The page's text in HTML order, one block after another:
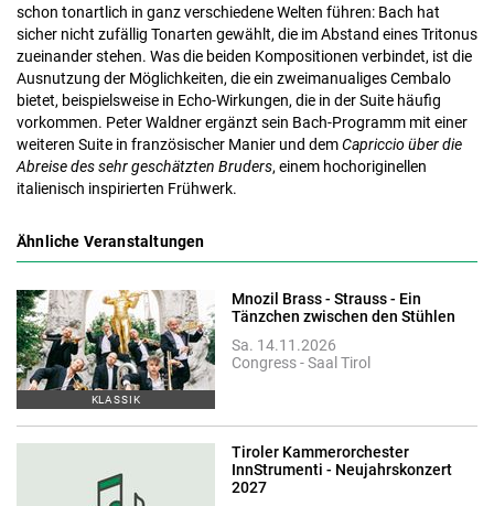
schon tonartlich in ganz verschiedene Welten führen: Bach hat
sicher nicht zufällig Tonarten gewählt, die im Abstand eines Tritonus
zueinander stehen. Was die beiden Kompositionen verbindet, ist die
Ausnutzung der Möglichkeiten, die ein zweimanualiges Cembalo
bietet, beispielsweise in Echo-Wirkungen, die in der Suite häufig
vorkommen. Peter Waldner ergänzt sein Bach-Programm mit einer
weiteren Suite in französischer Manier und demCapriccio über die
Abreise des sehr geschätzten Bruders, einem hochoriginellen
italienisch inspirierten Frühwerk.
Ähnliche Veranstaltungen
KLASSIK
Mnozil Brass - Strauss - Ein
Tänzchen zwischen den Stühlen
Sa. 14.11.2026
Congress - Saal Tirol
Tiroler Kammerorchester
InnStrumenti - Neujahrskonzert
2027